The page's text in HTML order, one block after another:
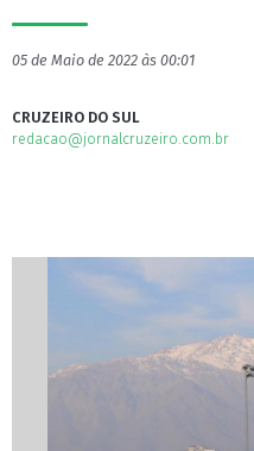
05 de Maio de 2022 às 00:01
CRUZEIRO DO SUL
redacao@jornalcruzeiro.com.br